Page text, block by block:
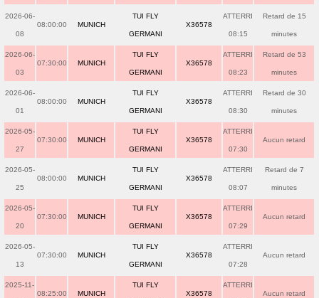
2026-06-
08
08:00:00 MUNICH
TUI FLY
GERMANI
X36578
ATTERRI
08:15
Retard de 15
minutes
2026-06-
03
07:30:00 MUNICH
TUI FLY
GERMANI
X36578
ATTERRI
08:23
Retard de 53
minutes
2026-06-
01
08:00:00 MUNICH
TUI FLY
GERMANI
X36578
ATTERRI
08:30
Retard de 30
minutes
2026-05-
27
07:30:00 MUNICH
TUI FLY
GERMANI
X36578
ATTERRI
07:30
Aucun retard
2026-05-
25
08:00:00 MUNICH
TUI FLY
GERMANI
X36578
ATTERRI
08:07
Retard de 7
minutes
2026-05-
20
07:30:00 MUNICH
TUI FLY
GERMANI
X36578
ATTERRI
07:29
Aucun retard
2026-05-
13
07:30:00 MUNICH
TUI FLY
GERMANI
X36578
ATTERRI
07:28
Aucun retard
2025-11-
08:25:00 MUNICH
TUI FLY
X36578
ATTERRI
Aucun retard